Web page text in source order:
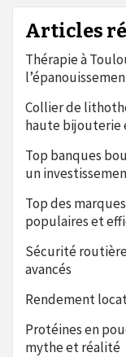
Articles
Thérapie à
Collier de
haute bijouterie
Top banques
un
Top des
populaires et
Sécurité routière
avancés
Rendement
Protéines en
mythe et réalité